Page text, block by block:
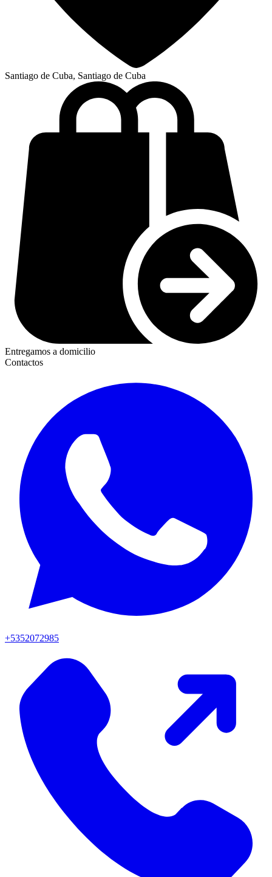
Santiago de Cuba, Santiago de Cuba
Entregamos a domicilio
Contactos
+5352072985